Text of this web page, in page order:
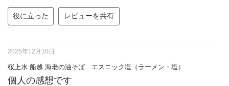
役に立った レビューを共有
2025年12月10日
桜上水 船越 海老の油そば エスニック塩（ラーメン・塩）
個人の感想です